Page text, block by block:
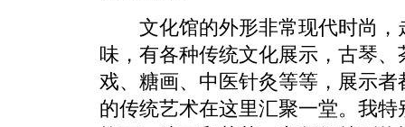
文化馆的外形非常现代时尚，
味，有各种传统文化展示，古琴
戏、糖画、中医针灸等等，展示
的传统艺术在这里汇聚一堂。我